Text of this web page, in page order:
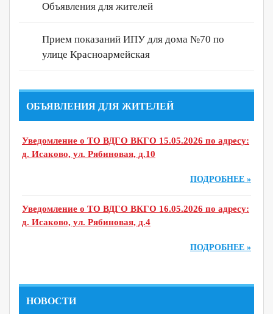
Объявления для жителей
Прием показаний ИПУ для дома №70 по
улице Красноармейская
ОБЪЯВЛЕНИЯ ДЛЯ ЖИТЕЛЕЙ
Уведомление о ТО ВДГО ВКГО 15.05.2026 по адресу:
д. Исаково, ул. Рябиновая, д.10
ПОДРОБНЕЕ »
Уведомление о ТО ВДГО ВКГО 16.05.2026 по адресу:
д. Исаково, ул. Рябиновая, д.4
ПОДРОБНЕЕ »
НОВОСТИ